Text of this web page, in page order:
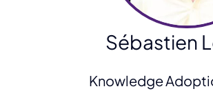
Sébastien
Knowledge